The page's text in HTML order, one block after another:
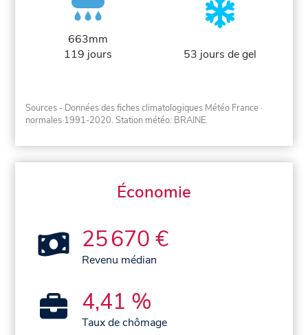
663mm
119 jours
53 jours de gel
Sources - Données des fiches climatologiques Météo France ·
normales 1991-2020. Station météo: BRAINE.
Économie
25 670 €
Revenu médian
4,41 %
Taux de chômage